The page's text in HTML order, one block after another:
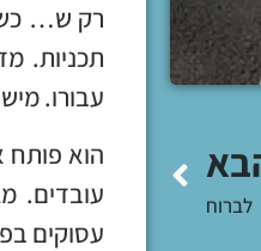
לברוח
רק ש…
תכניות.
עבורו.
הוא פותח
עובדים.
עסוקים